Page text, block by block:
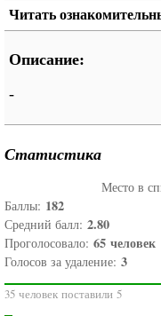
Читать
Описание:
-
Статистика
Место в
Баллы: 182
Средний балл: 2.80
Проголосовало: 65 человек
Голосов за удаление: 3
35 человек поставили 5